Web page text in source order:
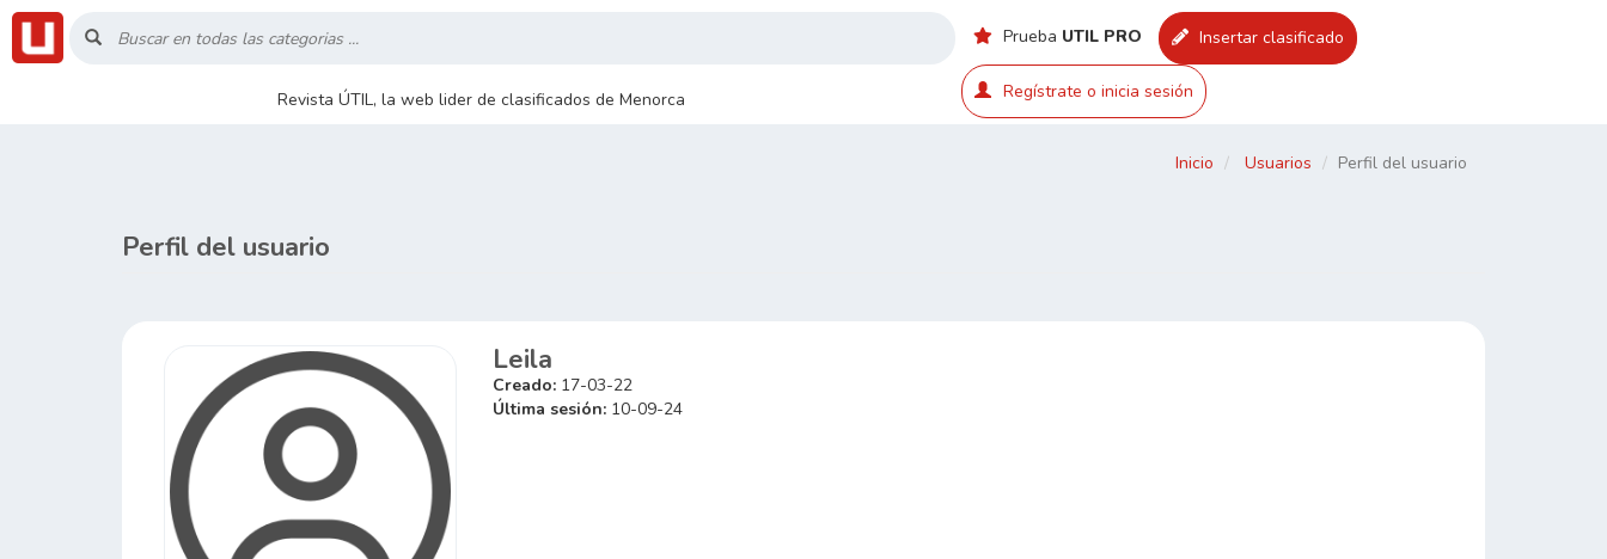
Prueba UTIL PRO Insertar clasificado
Regístrate o inicia sesión
Revista ÚTIL, la web lider de clasificados de Menorca
Inicio
Inicio Usuarios Perfil del usuario
Perfil del usuario
Leila
Creado: 17-03-22
Última sesión: 10-09-24